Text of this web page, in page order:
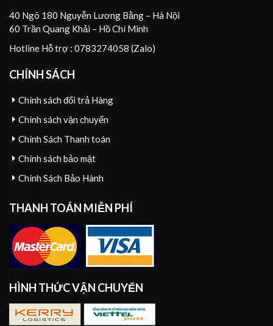
40 Ngõ 180 Nguyễn Lương Bằng – Hà Nội
60 Trần Quang Khải – Hồ Chí Minh
Hotline Hỗ trợ : 0783274058 (Zalo)
CHÍNH SÁCH
Chính sách đổi trả Hàng
Chính sách vận chuyển
Chính Sách Thanh toán
Chính sách bảo mật
Chính Sách Bảo Hành
THANH TOÁN MIỄN PHÍ
HÌNH THỨC VẬN CHUYỂN